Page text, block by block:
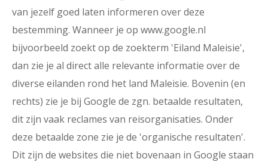
van jezelf goed laten informeren over deze
bestemming. Wanneer je op www.google.nl
bijvoorbeeld zoekt op de zoekterm 'Eiland Maleisie',
dan zie je al direct alle relevante informatie over de
diverse eilanden rond het land Maleisie. Bovenin (en
rechts) zie je bij Google de zgn. betaalde resultaten,
dit zijn vaak reclames van reisorganisaties. Onder
deze betaalde zone zie je de 'organische resultaten'.
Dit zijn de websites die niet bovenaan in Google staan